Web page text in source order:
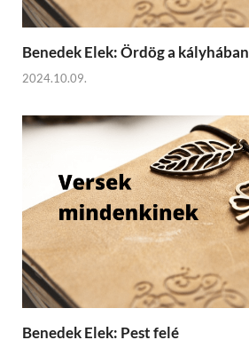
Benedek Elek: Ördög a kályhában
2024.10.09.
Benedek Elek: Pest felé